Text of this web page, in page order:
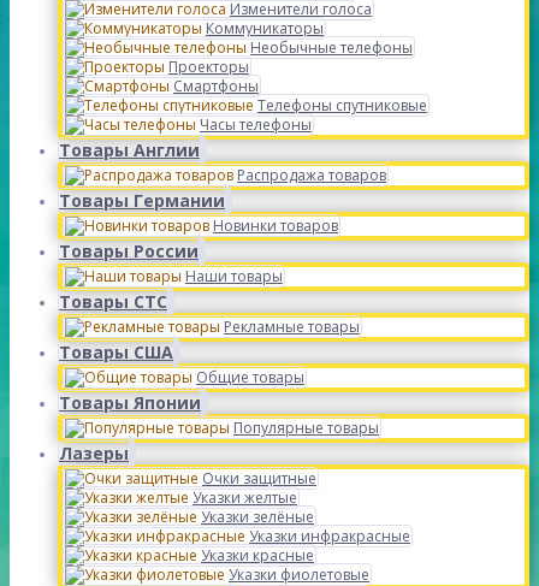
Изменители голоса
Коммуникаторы
Необычные телефоны
Проекторы
Смартфоны
Телефоны спутниковые
Часы телефоны
Товары Англии
Распродажа товаров
Товары Германии
Новинки товаров
Товары России
Наши товары
Товары СТС
Рекламные товары
Товары США
Общие товары
Товары Японии
Популярные товары
Лазеры
Очки защитные
Указки желтые
Указки зелёные
Указки инфракрасные
Указки красные
Указки фиолетовые